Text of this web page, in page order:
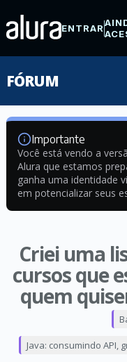
ENTRAR
FÓRUM
Importante
Você está vendo a
Alura que estamos
ganha uma identidade
em potencializar seus
Criei uma
cursos que
quem
Java: consumindo